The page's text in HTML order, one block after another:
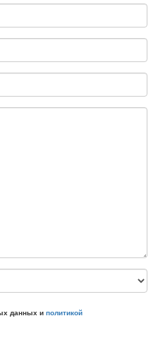
данных и политикой